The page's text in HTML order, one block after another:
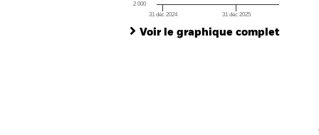
31 déc 2024 31 déc 2025
2 000
Voir le graphique complet